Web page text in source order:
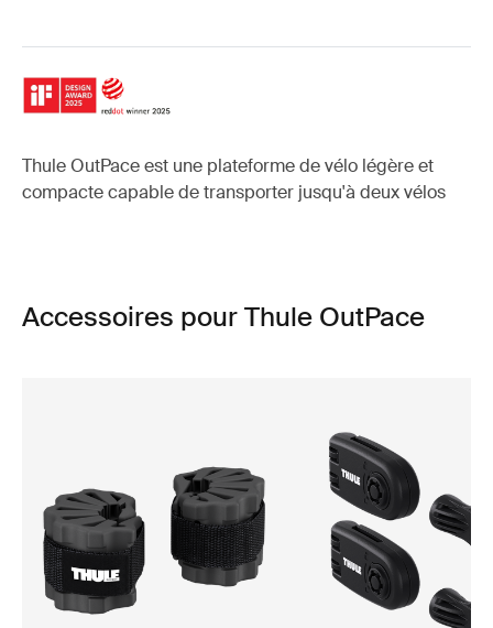
Thule OutPace est une plateforme de vélo légère et
compacte capable de transporter jusqu'à deux vélos
Accessoires pour Thule OutPace